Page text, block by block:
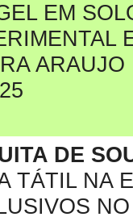
EM
ARAUJO
DE
TÁTIL NA